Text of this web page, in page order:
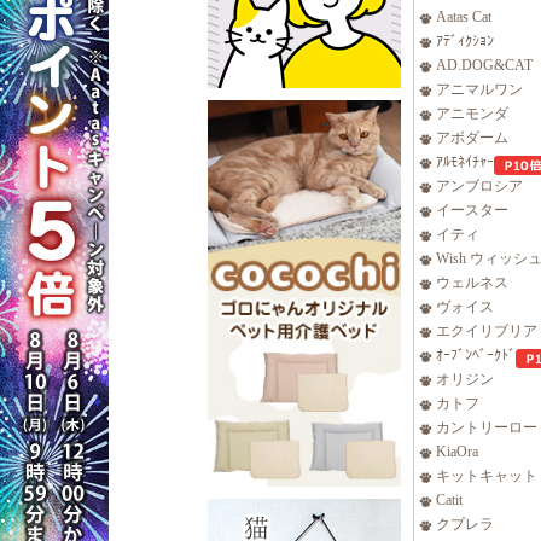
Aatas Cat
ｱﾃﾞｨｸｼｮﾝ
AD.DOG&CAT
アニマルワン
アニモンダ
アボダーム
ｱﾙﾓﾈｲﾁｬｰ
アンブロシア
イースター
イティ
Wish ウィッシュ
ウェルネス
ヴォイス
エクイリブリア
ｵｰﾌﾞﾝﾍﾞｰｸﾄﾞ
オリジン
カトフ
カントリーロー
KiaOra
キットキャット
Catit
クプレラ